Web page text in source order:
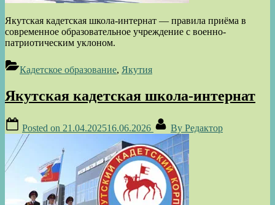
Якутская кадетская школа-интернат — правила приёма в
современное образовательное учреждение с военно-
патриотическим уклоном.
Кадетское образование, Якутия
Якутская кадетская школа-интернат
Posted on 21.04.202516.06.2026 By Редактор